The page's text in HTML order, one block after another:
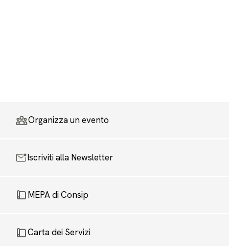
Organizza un evento
Iscriviti alla Newsletter
MEPA di Consip
Carta dei Servizi